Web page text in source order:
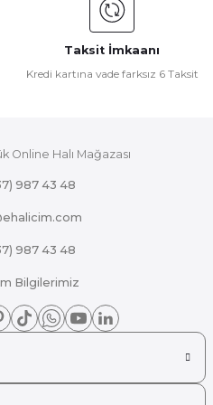
pahalı.
Taksit İmkaanı
Kredi kartına vade farksız 6 Taksit
Online Halı Mağazası
987 43 48
987 43 48
Bilgilerimiz